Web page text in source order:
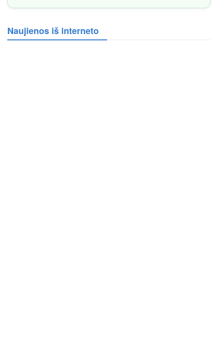
Naujienos iš interneto